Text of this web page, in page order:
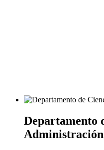
Departamento
Administración